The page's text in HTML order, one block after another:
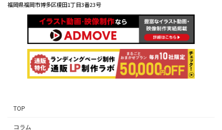
福岡県福岡市博多区榎田1丁目3番23号
TOP
コラム